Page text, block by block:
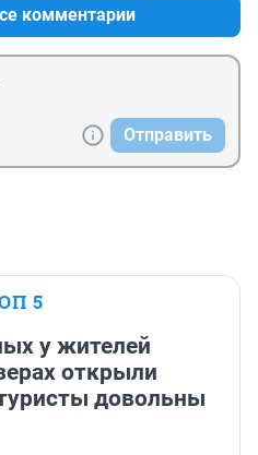
комментарии
Отправить
5
у жителей
открыли
довольны